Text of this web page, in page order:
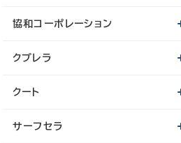
協和コーポレーション
クプレラ
クート
サーフセラ